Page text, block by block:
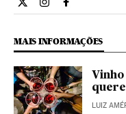
Cultura El País Brasil
Cultura El País
Cultura El
MAIS INFORMAÇÕES
LUIZ